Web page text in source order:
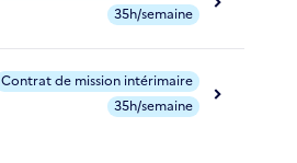
35h/semaine
Contrat de mission intérimaire
35h/semaine